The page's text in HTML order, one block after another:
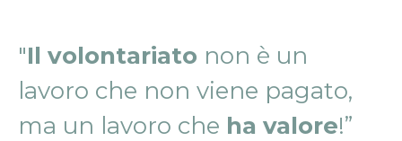
"Il volontariato non è un
lavoro che non viene pagato,
ma un lavoro che ha valore!”